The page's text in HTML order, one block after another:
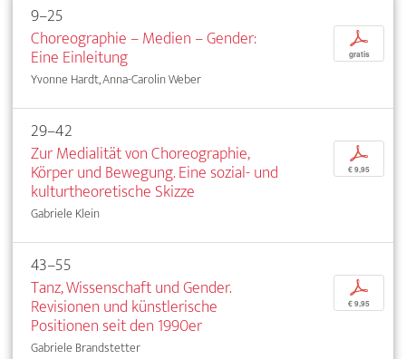
9–25
Choreographie – Medien – Gender:
Eine Einleitung
Yvonne Hardt, Anna-Carolin Weber
p
gratis
29–42
Zur Medialität von Choreographie,
Körper und Bewegung. Eine sozial- und
kulturtheoretische Skizze
Gabriele Klein
p
€ 9,95
43–55
Tanz, Wissenschaft und Gender.
Revisionen und künstlerische
Positionen seit den 1990er
Gabriele Brandstetter
p
€ 9,95